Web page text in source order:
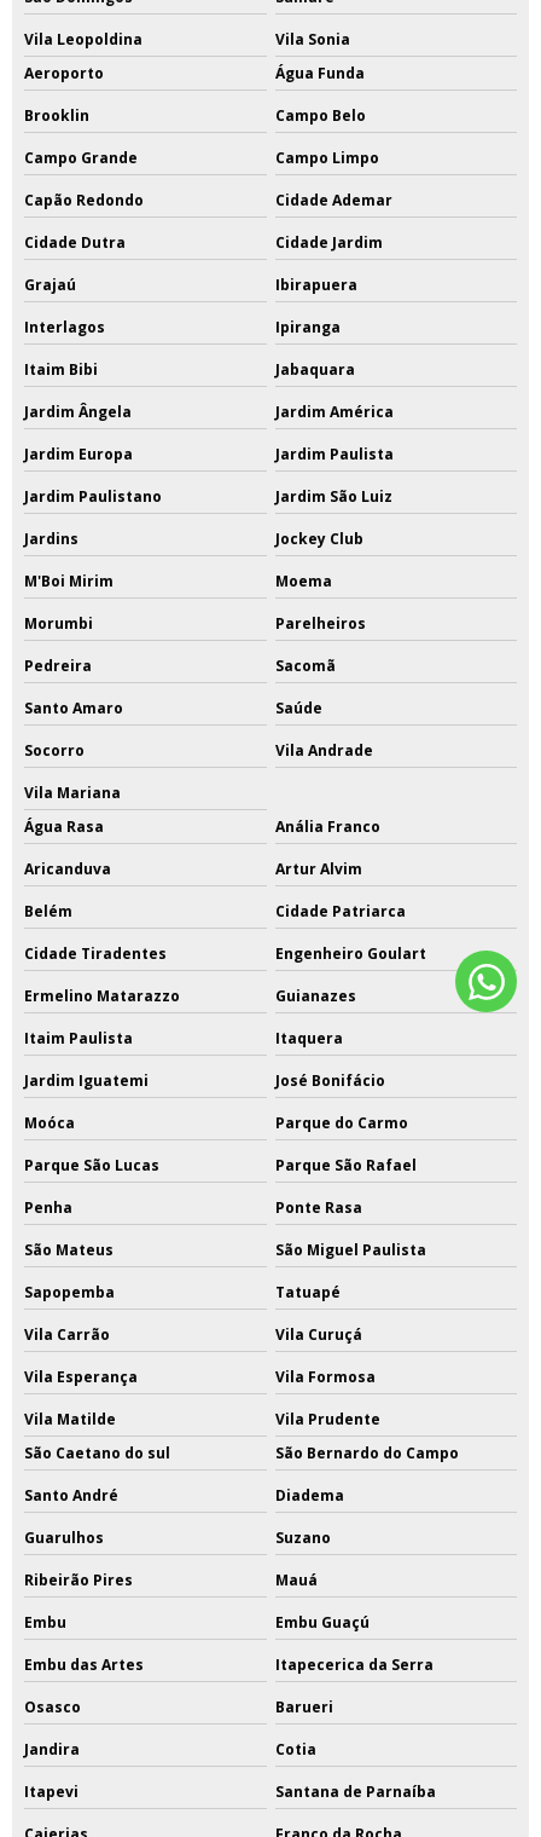
Vila Leopoldina
Vila Sonia
Aeroporto
Água Funda
Brooklin Campo Belo
Campo Grande Campo Limpo
Capão Redondo Cidade Ademar
Cidade Dutra Cidade Jardim
Grajaú Ibirapuera
Interlagos Ipiranga
Itaim Bibi Jabaquara
Jardim Ângela Jardim América
Jardim Europa Jardim Paulista
Jardim Paulistano Jardim São Luiz
Jardins Jockey Club
M'Boi Mirim Moema
Morumbi Parelheiros
Pedreira Sacomã
Santo Amaro Saúde
Socorro Vila Andrade
Vila Mariana
Água Rasa
Anália Franco
Aricanduva Artur Alvim
Belém Cidade Patriarca
Cidade Tiradentes Engenheiro Goulart
Ermelino Matarazzo Guianazes
Itaim Paulista Itaquera
Jardim Iguatemi José Bonifácio
Moóca Parque do Carmo
Parque São Lucas Parque São Rafael
Penha Ponte Rasa
São Mateus São Miguel Paulista
Sapopemba Tatuapé
Vila Carrão Vila Curuçá
Vila Esperança Vila Formosa
Vila Matilde
Vila Prudente
São Caetano do sul
São Bernardo do Campo
Santo André Diadema
Guarulhos Suzano
Ribeirão Pires Mauá
Embu Embu Guaçú
Embu das Artes Itapecerica da Serra
Osasco Barueri
Jandira Cotia
Itapevi Santana de Parnaíba